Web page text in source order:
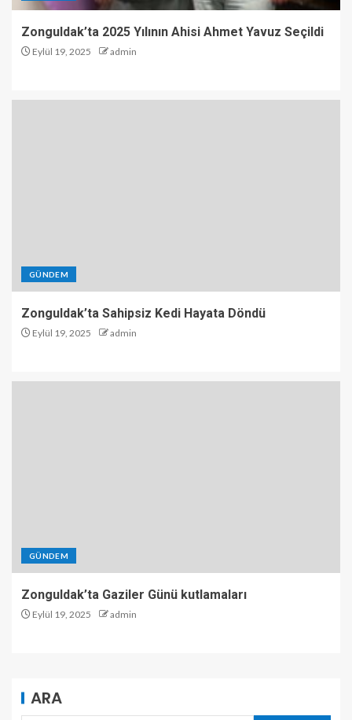
Zonguldak’ta 2025 Yılının Ahisi Ahmet Yavuz Seçildi
Eylül 19, 2025 admin
GÜNDEM
Zonguldak’ta Sahipsiz Kedi Hayata Döndü
Eylül 19, 2025 admin
GÜNDEM
Zonguldak’ta Gaziler Günü kutlamaları
Eylül 19, 2025 admin
ARA